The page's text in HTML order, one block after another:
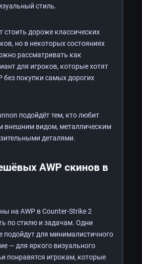
стиль.
стоить дороже классических
но в некоторых состояниях
рассматривать как
для игроков, которые хотят
без покупки самых дорогих
подойдёт тем, кто любит
внешним видом, металлическим
деталями.
AWP скинов в
на AWP в Counter-Strike 2
по стилю и задачам. Одни
подойдут для минималистичного
— для яркого визуального
понравятся игрокам, которые